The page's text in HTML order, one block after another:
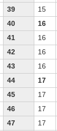
39 15
40 16
41 16
42 16
43 16
44 17
45 17
46 17
47 17